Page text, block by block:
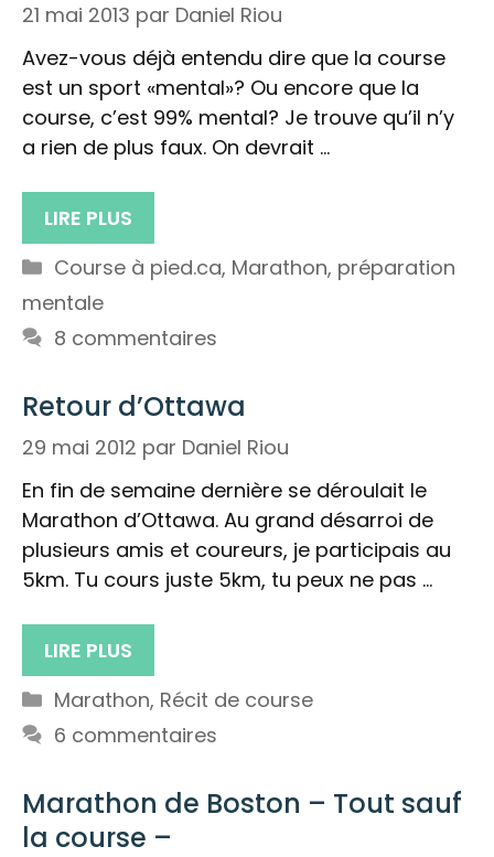
21 mai 2013 par Daniel Riou
Avez-vous déjà entendu dire que la course
est un sport «mental»? Ou encore que la
course, c’est 99% mental? Je trouve qu’il n’y
a rien de plus faux. On devrait …
LIRE PLUS
Catégories
Course à pied.ca, Marathon, préparation
mentale
8 commentaires
Retour d’Ottawa
29 mai 2012 par Daniel Riou
En fin de semaine dernière se déroulait le
Marathon d’Ottawa. Au grand désarroi de
plusieurs amis et coureurs, je participais au
5km. Tu cours juste 5km, tu peux ne pas …
LIRE PLUS
Catégories
Marathon, Récit de course
6 commentaires
Marathon de Boston – Tout sauf
la course –